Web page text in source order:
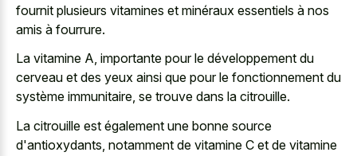
fournit plusieurs vitamines et minéraux essentiels à nos
amis à fourrure.
La vitamine A, importante pour le développement du
cerveau et des yeux ainsi que pour le fonctionnement du
système immunitaire, se trouve dans la citrouille.
La citrouille est également une bonne source
d'antioxydants, notamment de vitamine C et de vitamine